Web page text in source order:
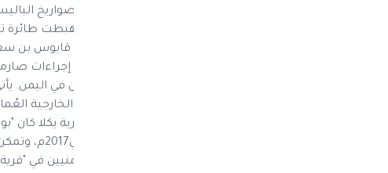
ضلوع إيران بطريقة ما في تزويد الحوثيين بالصواريخ
الحوثيين عبر عُمان في
الجنرال ريكي وادل، وألتقى الرجلان بالسلطان قابوس
فقد حث بومبيو السلطان قابوس على اتخاذ إجراءات صارمة
تنقل الأفراد والمعدات والأسلحة إلى الحوثيين في
حكومة الرئيس عبدربه منصور هادي، كما أن الخارجية
من الأراضي العُمانية للحوثيين. الغارة على قرية يكلا
برية التي أدت إلى مقتل عشرات المدنيين اليمنيين في